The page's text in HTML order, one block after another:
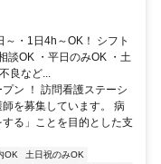
・1日4h～OK！ シフト
談OK ・平日のみOK ・土
良など...
ン ！ 訪問看護ステーシ
を募集しています。 病
る」ことを目的とした支
OK
土日祝のみOK